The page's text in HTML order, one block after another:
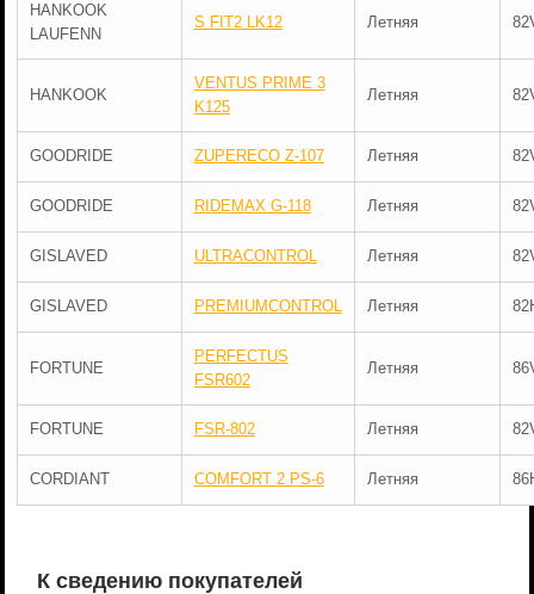
HANKOOK
LAUFENN
S FIT2 LK12 Летняя
HANKOOK
VENTUS PRIME 3
K125
Летняя
GOODRIDE ZUPERECO Z-107 Летняя
GOODRIDE RIDEMAX G-118 Летняя
GISLAVED ULTRACONTROL Летняя
GISLAVED PREMIUMCONTROL Летняя
FORTUNE
PERFECTUS
FSR602
Летняя
FORTUNE FSR-802 Летняя
CORDIANT COMFORT 2 PS-6 Летняя
К сведению покупателей